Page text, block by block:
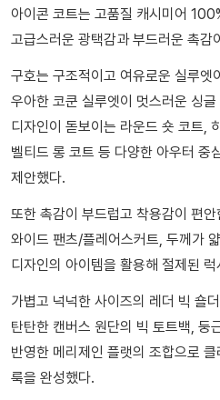
아이콘 코트는 고품질 캐시미어
고급스러운 광택감과 부드러운 촉감
구호는 구조적이고 여유로운 실루엣
우아한 코쿤 실루엣이 멋스러운 싱
디자인이 돋보이는 라운드 숏 코트,
벨티드 롱 코트 등 다양한 아우터 중
제안했다.
또한 촉감이 부드럽고 착용감이 편
와이드 팬츠/플레어스커트, 두께가
디자인의 아이템을 활용해 절제된
가볍고 넉넉한 사이즈의 레더 빅 숄
탄탄한 캔버스 원단의 빅 토트백, 둥
반영한 메리제인 플랫의 조합으로
룩을 완성했다.